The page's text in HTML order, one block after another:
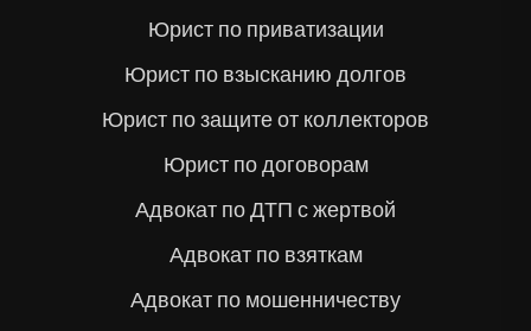
Юрист по приватизации
Юрист по взысканию долгов
Юрист по защите от коллекторов
Юрист по договорам
Адвокат по ДТП с жертвой
Адвокат по взяткам
Адвокат по мошенничеству